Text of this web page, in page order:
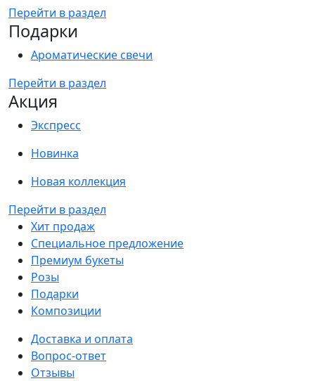
Перейти в раздел
Подарки
Ароматические свечи
Перейти в раздел
Акция
Экспресс
Новинка
Новая коллекция
Перейти в раздел
Хит продаж
Специальное предложение
Премиум букеты
Розы
Подарки
Композиции
Доставка и оплата
Вопрос-ответ
Отзывы